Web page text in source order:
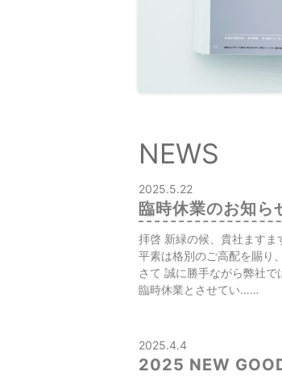
NEWS
2025.5.22
臨時休業のお知ら
拝啓 新緑の候、貴社ますま
平素は格別のご⾼配を賜り
さて 誠に勝⼿ながら弊社
臨時休業とさせてい……
2025.4.4
2025 NEW